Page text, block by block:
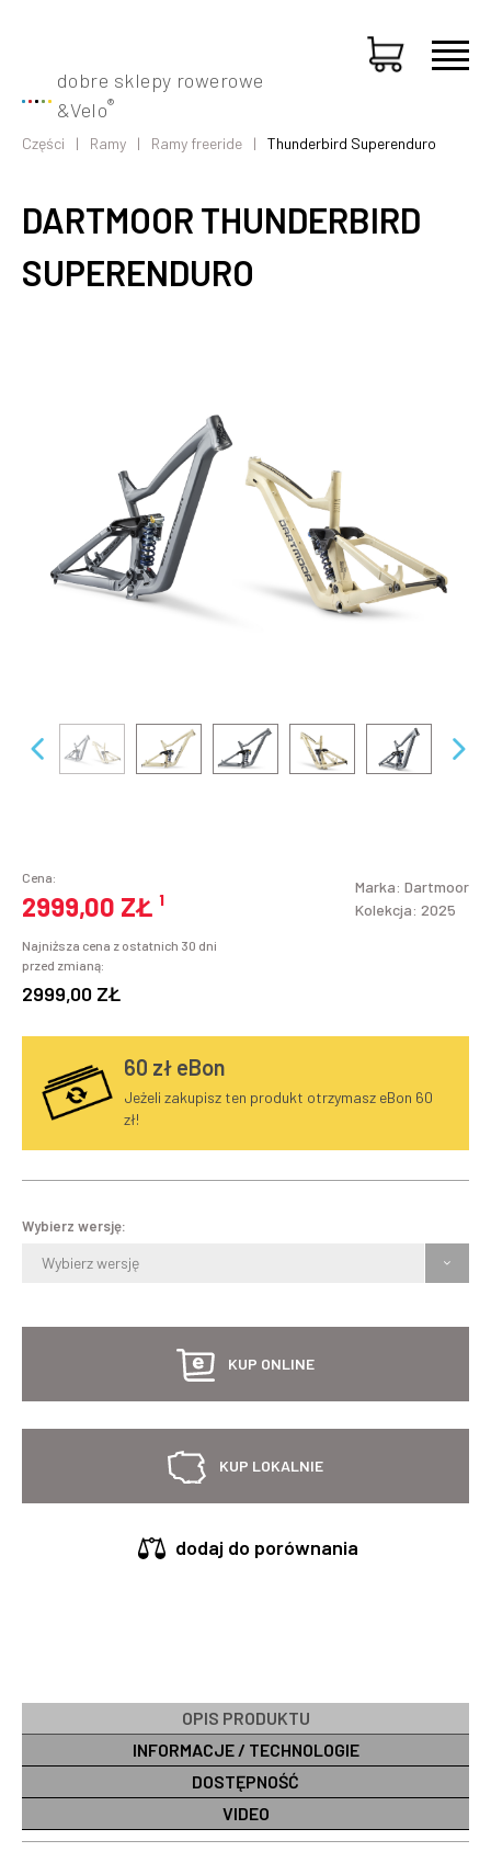
dobre sklepy rowerowe
&Velo®
Części Ramy Ramy freeride Thunderbird Superenduro
DARTMOOR THUNDERBIRD
SUPERENDURO
Cena:
2999,00 ZŁ ¹
Najniższa cena z ostatnich 30 dni
przed zmianą:
2999,00 ZŁ
Marka: Dartmoor
Kolekcja: 2025
60 zł eBon
Jeżeli zakupisz ten produkt otrzymasz eBon 60
zł!
Wybierz wersję:
Wybierz wersję
KUP ONLINE
KUP LOKALNIE
dodaj do porównania
OPIS PRODUKTU
INFORMACJE / TECHNOLOGIE
DOSTĘPNOŚĆ
VIDEO